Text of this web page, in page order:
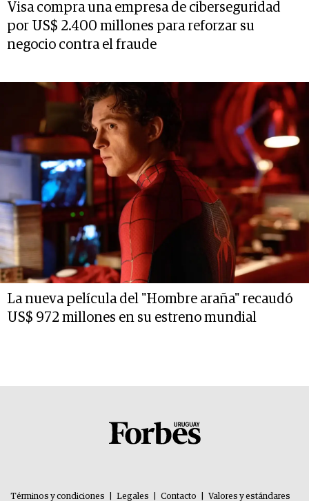
Visa compra una empresa de ciberseguridad
por US$ 2.400 millones para reforzar su
negocio contra el fraude
La nueva película del "Hombre araña" recaudó
US$ 972 millones en su estreno mundial
Términos y condiciones Legales Contacto Valores y estándares